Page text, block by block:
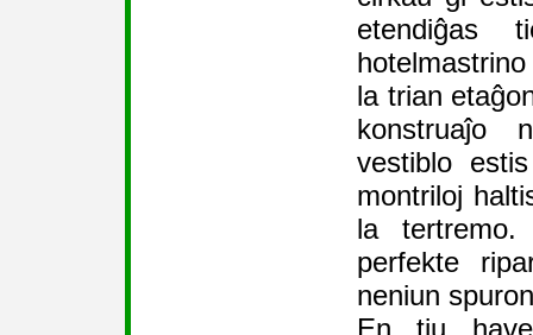
etendiĝas
la trian
konstruaĵo
vestiblo
montriloj
la
perfekte
neniun
En tiu